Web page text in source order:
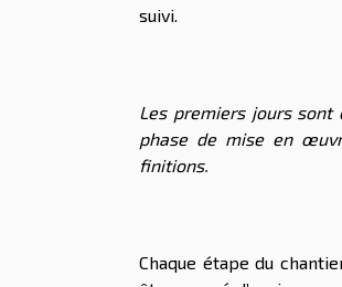
suivi.
Les premiers jours sont
phase de mise en
finitions.
Chaque étape du